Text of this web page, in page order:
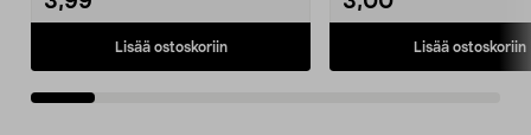
Lisää ostoskoriin Lisää ostoskoriin